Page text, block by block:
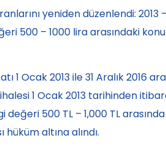
yeniden düzenlendi: 2013
500 – 1000 lira arasındaki
1 Ocak 2013 ile 31 Aralık 2016
1 Ocak 2013 tarihinden
500 TL – 1,000 TL
altına alındı.